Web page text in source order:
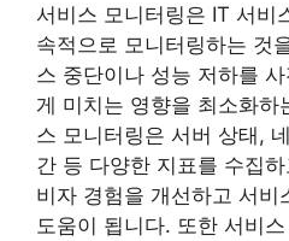
서비스 모니터링은 IT 서비
속적으로 모니터링하는 것
스 중단이나 성능 저하를
게 미치는 영향을 최소화하
스 모니터링은 서버 상태,
간 등 다양한 지표를 수집
비자 경험을 개선하고 서비
도움이 됩니다. 또한 서비